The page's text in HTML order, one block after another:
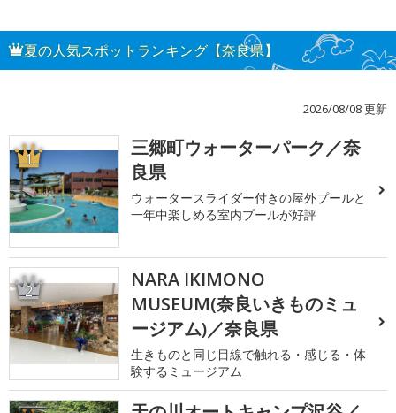
夏の人気スポットランキング【奈良県】
2026/08/08 更新
1
三郷町ウォーターパーク／奈
良県
ウォータースライダー付きの屋外プールと
一年中楽しめる室内プールが好評
2
NARA IKIMONO
MUSEUM(奈良いきものミュ
ージアム)／奈良県
生きものと同じ目線で触れる・感じる・体
験するミュージアム